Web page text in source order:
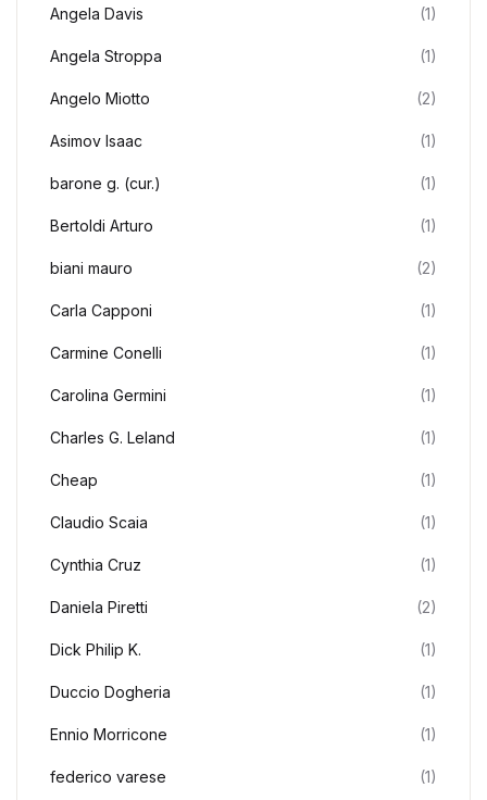
Angela Davis (1)
Angela Stroppa (1)
Angelo Miotto (2)
Asimov Isaac (1)
barone g. (cur.) (1)
Bertoldi Arturo (1)
biani mauro (2)
Carla Capponi (1)
Carmine Conelli (1)
Carolina Germini (1)
Charles G. Leland (1)
Cheap (1)
Claudio Scaia (1)
Cynthia Cruz (1)
Daniela Piretti (2)
Dick Philip K. (1)
Duccio Dogheria (1)
Ennio Morricone (1)
federico varese (1)